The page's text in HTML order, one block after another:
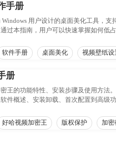
手册
用户设计的桌面美化工具，
过本指南，用户可以快速掌握如何低
软件手册 桌面美化 视频壁纸设
册
王的功能特性、安装步骤及使用方法
件概述、安装卸载、首次配置到高级
好哈视频加密王 版权保护 加密